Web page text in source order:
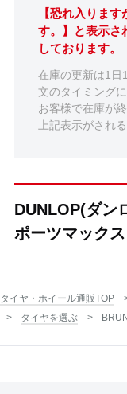
【恐れ入りま
す。】と表示さ
しております。
在庫の更新は1日
文のタイミング
お客様で在庫が
上記表示がされ
DUNLOP(ダン
ポーツマック
タイヤ・ホイール通販TOP
タイヤを選ぶ